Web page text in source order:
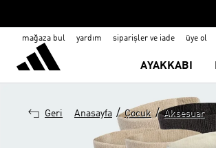
mağaza bul yardım siparişler ve iade üye ol
AYAKKABI
Geri Anasayfa / Çocuk / Aksesuar